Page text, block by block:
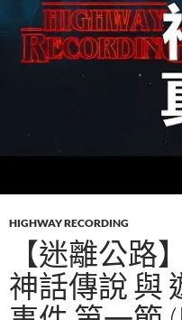
HIGHWAY RECORDING
【迷離公路
神話傳說 與